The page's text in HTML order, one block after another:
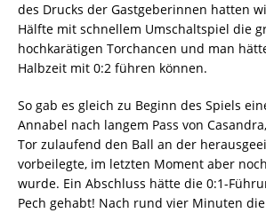
des Drucks der Gastgeberinnen hatten
Hälfte mit schnellem Umschaltspiel die
hochkarätigen Torchancen und man
Halbzeit mit 0:2 führen können.
So gab es gleich zu Beginn des Spiels
Annabel nach langem Pass von
Tor zulaufend den Ball an der
vorbeilegte, im letzten Moment aber
wurde. Ein Abschluss hätte die 0:1-
Pech gehabt! Nach rund vier Minuten die